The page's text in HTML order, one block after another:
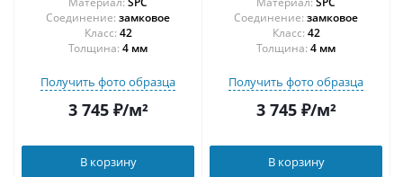
Соединение: замковое
42
Толщина: 4 мм
Получить фото образца
3 745₽/м²
В корзину
Соединение: замковое
42
Толщина: 4 мм
Получить фото образца
3 745₽/м²
В корзину